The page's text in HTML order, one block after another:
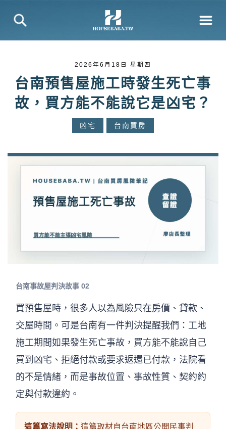
2026年6月18日 星期四
台南預售屋施工時發生死亡事
故，買方能不能說它是凶宅？
凶宅 台南買房
台南事故屋判決故事 02
買預售屋時，很多人以為風險只在房價、貸款、
交屋時間。可是台南有一件判決提醒我們：工地
施工期間如果發生死亡事故，買方能不能說自己
買到凶宅、拒絕付款或要求返還已付款，法院看
的不是情緒，而是事故位置、事故性質、契約約
定與付款違約。
這篇寫法說明： 這篇取材自台南地區公開民事判